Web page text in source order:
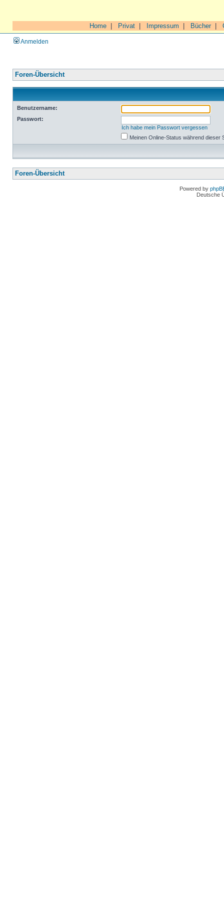
Home Privat Impressum Bücher|
Anmelden
Foren-Übersicht
Benutzername:
Passwort:
Ich habe mein Passwort vergessen
Meinen Online-Status während dieser
Foren-Übersicht
Powered by
Deutsche